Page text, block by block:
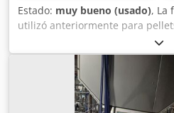
Estado: muy bueno (usado), La
utilizó anteriormente para
producción de 400 kg por hora.
Dsdpfxjymr Tbs Ahfjkr